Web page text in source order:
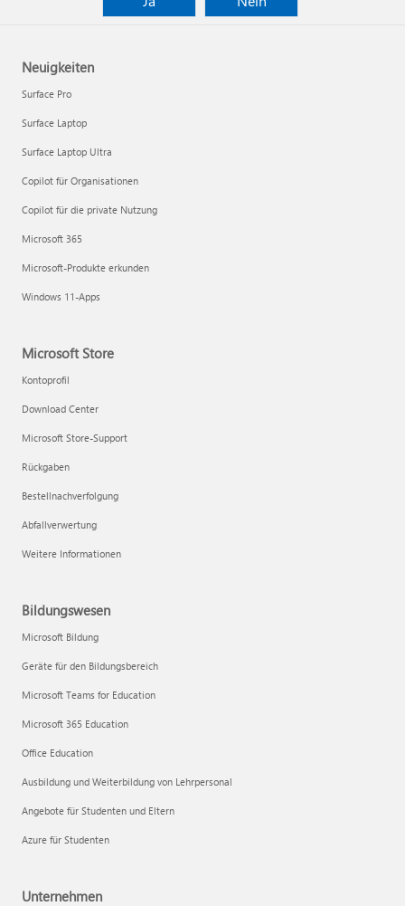
Neuigkeiten
Surface Pro
Surface Laptop
Surface Laptop Ultra
Copilot für Organisationen
Copilot für die private Nutzung
Microsoft 365
Microsoft-Produkte erkunden
Windows 11-Apps
Microsoft Store
Kontoprofil
Download Center
Microsoft Store-Support
Rückgaben
Bestellnachverfolgung
Abfallverwertung
Weitere Informationen
Bildungswesen
Microsoft Bildung
Geräte für den Bildungsbereich
Microsoft Teams for Education
Microsoft 365 Education
Office Education
Ausbildung und Weiterbildung von Lehrpersonal
Angebote für Studenten und Eltern
Azure für Studenten
Unternehmen